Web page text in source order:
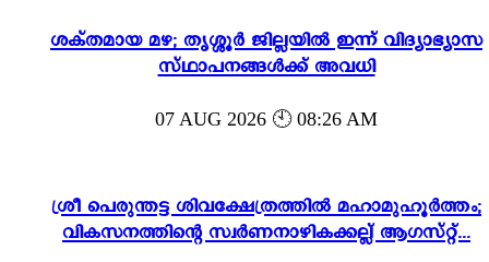
ശക്തമായ മഴ; തൃശ്ശൂർ ജില്ലയിൽ ഇന്ന് വിദ്യാഭ്യാസ
സ്ഥാപനങ്ങൾക്ക് അവധി
07 AUG 2026 🕙 08:26 AM
ശ്രീ പെരുന്തട്ട ശിവക്ഷേത്രത്തിൽ മഹാമുഹൂർത്തം;
വികസനത്തിന്റെ സ്വർണനാഴികക്കല്ല് ആഗസ്റ്റ്...